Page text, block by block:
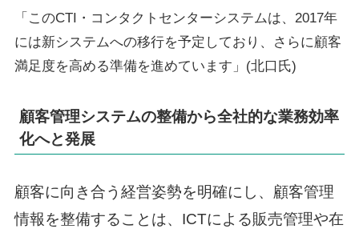
「このCTI・コンタクトセンターシステムは、2017年
には新システムへの移行を予定しており、さらに顧客
満足度を高める準備を進めています」(北口氏)
顧客管理システムの整備から全社的な業務効率
化へと発展
顧客に向き合う経営姿勢を明確にし、顧客管理
情報を整備することは、ICTによる販売管理や在